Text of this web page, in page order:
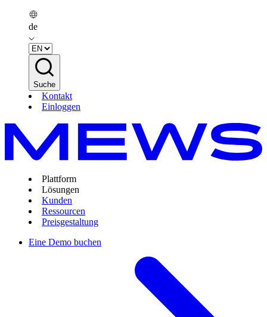
de
Suche
Kontakt
Einloggen
Plattform
Lösungen
Kunden
Ressourcen
Preisgestaltung
Eine Demo buchen